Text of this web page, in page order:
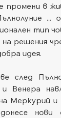
промени в
...
тип
решения
идея.
след
Венера
Меркурий и
нови